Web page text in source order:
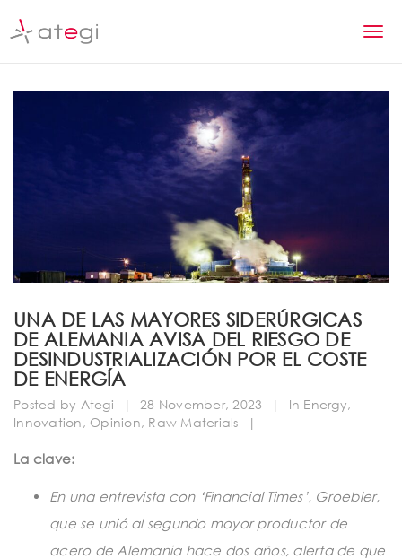
T
v
n
UNA DE LAS MAYORES SIDERÚRGICAS
DE ALEMANIA AVISA DEL RIESGO DE
DESINDUSTRIALIZACIÓN POR EL COSTE
DE ENERGÍA
Posted by Ategi | 28 November, 2023 | In Energy,
Innovation, Opinion, Raw Materials |
La clave:
En una entrevista con ‘Financial Times’, Groebler,
que se unió al segundo mayor productor de
acero de Alemania hace dos años, alerta de que